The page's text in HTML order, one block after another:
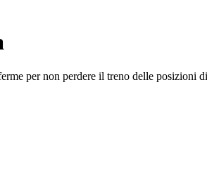
per non perdere il treno delle posizioni